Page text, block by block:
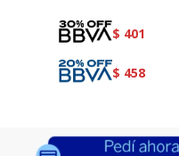
$ 401
$ 458